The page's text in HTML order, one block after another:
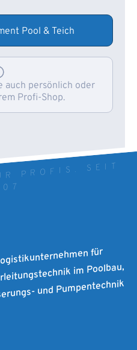
Pool & Teich
auch persönlich oder
Profi-Shop.
PROFIS. SEIT
für
im Poolbau,
und Pumpentechnik